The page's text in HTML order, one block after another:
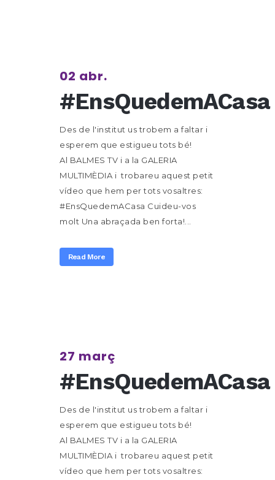
02 abr.
#EnsQuedemACasa
Des de l'institut us trobem a faltar i
esperem que estigueu tots bé!
Al BALMES TV i a la GALERIA
MULTIMÈDIA i trobareu aquest petit
vídeo que hem per tots vosaltres:
#EnsQuedemACasa Cuideu-vos
molt Una abraçada ben forta!...
Read More
27 març
#EnsQuedemACasa
Des de l'institut us trobem a faltar i
esperem que estigueu tots bé!
Al BALMES TV i a la GALERIA
MULTIMÈDIA i trobareu aquest petit
vídeo que hem per tots vosaltres: